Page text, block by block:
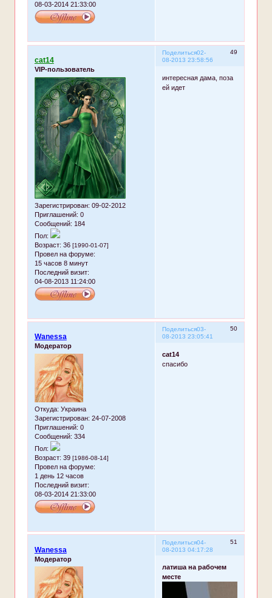
08-03-2014 21:33:00
Поделиться 49
02-
08-2013 23:58:56
cat14
VIP-пользователь
Зарегистрирован: 09-02-2012
Приглашений: 0
Сообщений: 184
Пол:
Возраст: 36 [1990-01-07]
Провел на форуме:
15 часов 8 минут
Последний визит:
04-08-2013 11:24:00
интересная дама, поза
ей идет
Поделиться 50
03-
08-2013 23:05:41
Wanessa
Модератор
Откуда: Украина
Зарегистрирован: 24-07-2008
Приглашений: 0
Сообщений: 334
Пол:
Возраст: 39 [1986-08-14]
Провел на форуме:
1 день 12 часов
Последний визит:
08-03-2014 21:33:00
cat14
спасибо
Поделиться 51
04-
08-2013 04:17:28
Wanessa
Модератор
латиша на рабочем
месте